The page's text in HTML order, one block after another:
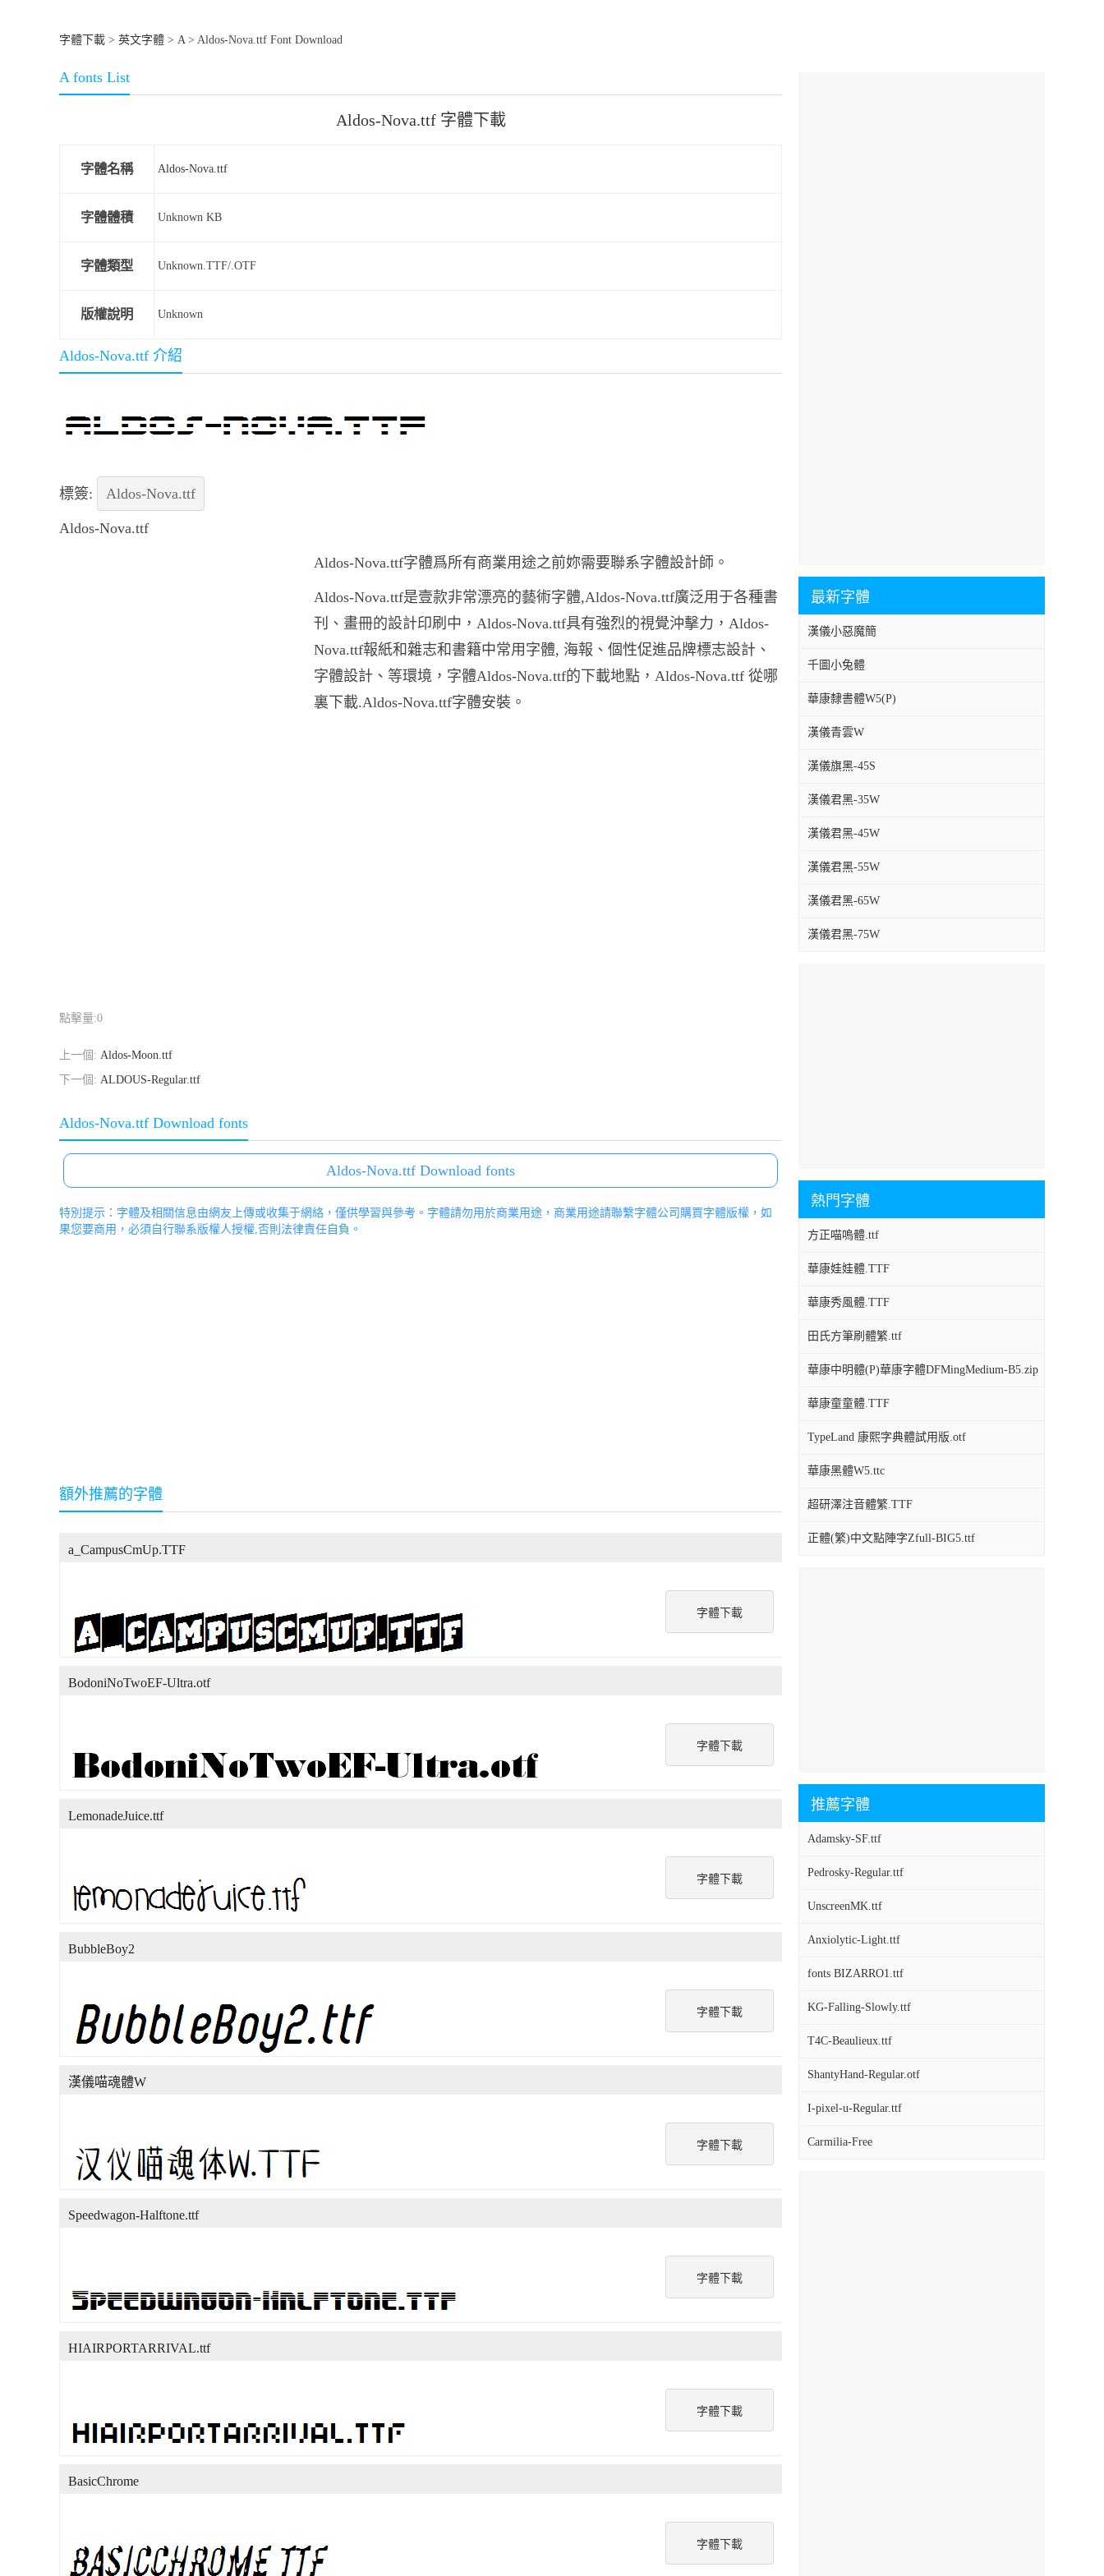
字體下載 > 英文字體 > A> Aldos-Nova.ttf Font Download
最新字體
漢儀小惡魔簡
千圖小兔體
華康隸書體W5(P)
漢儀青雲W
漢儀旗黑-45S
漢儀君黑-35W
漢儀君黑-45W
漢儀君黑-55W
漢儀君黑-65W
漢儀君黑-75W
熱門字體
方正喵嗚體.ttf
華康娃娃體.TTF
華康秀風體.TTF
田氏方筆刷體繁.ttf
華康中明體(P)華康字體DFMingMedium-B5.zip
華康童童體.TTF
TypeLand 康熙字典體試用版.otf
華康黑體W5.ttc
超研澤注音體繁.TTF
正體(繁)中文點陣字Zfull-BIG5.ttf
推薦字體
Adamsky-SF.ttf
Pedrosky-Regular.ttf
UnscreenMK.ttf
Anxiolytic-Light.ttf
fonts BIZARRO1.ttf
KG-Falling-Slowly.ttf
T4C-Beaulieux.ttf
ShantyHand-Regular.otf
I-pixel-u-Regular.ttf
Carmilia-Free
A fonts List
Aldos-Nova.ttf 字體下載
字體名稱 Aldos-Nova.ttf
字體體積 Unknown KB
字體類型 Unknown.TTF/.OTF
版權說明 Unknown
Aldos-Nova.ttf 介紹
標簽: Aldos-Nova.ttf
Aldos-Nova.ttf
Aldos-Nova.ttf字體爲所有商業用途之前妳需要聯系字體設計師。
Aldos-Nova.ttf是壹款非常漂亮的藝術字體,Aldos-Nova.ttf廣泛用于各種書
刊、畫冊的設計印刷中，Aldos-Nova.ttf具有強烈的視覺沖擊力，Aldos-
Nova.ttf報紙和雜志和書籍中常用字體, 海報、個性促進品牌標志設計、
字體設計、等環境，字體Aldos-Nova.ttf的下載地點，Aldos-Nova.ttf 從哪
裏下載.Aldos-Nova.ttf字體安裝。
點擊量:0
上一個: Aldos-Moon.ttf
下一個: ALDOUS-Regular.ttf
Aldos-Nova.ttf Download fonts
Aldos-Nova.ttf Download fonts
特別提示：字體及相關信息由網友上傳或收集于網絡，僅供學習與參考。字體請勿用於商業用途，商業用途請聯繫字體公司購買字體版權，如
果您要商用，必須自行聯系版權人授權,否則法律責任自負。
額外推薦的字體
字體下載
a_CampusCmUp.TTF
字體下載
BodoniNoTwoEF-Ultra.otf
字體下載
LemonadeJuice.ttf
字體下載
BubbleBoy2
字體下載
漢儀喵魂體W
字體下載
Speedwagon-Halftone.ttf
字體下載
HIAIRPORTARRIVAL.ttf
字體下載
BasicChrome